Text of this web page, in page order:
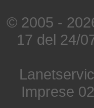
© 2005 -
17 del 24/
Imprese